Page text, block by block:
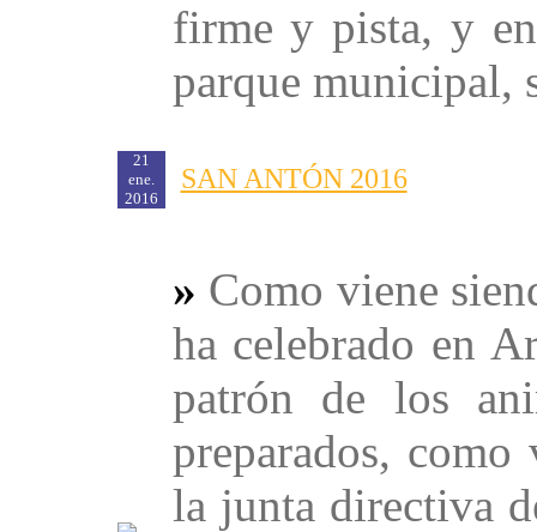
firme y pista, y
parque municipal,
21
ene.
2016
SAN ANTÓN 2016
» Como viene
ha celebrado en
patrón de los
preparados,
la junta directiva